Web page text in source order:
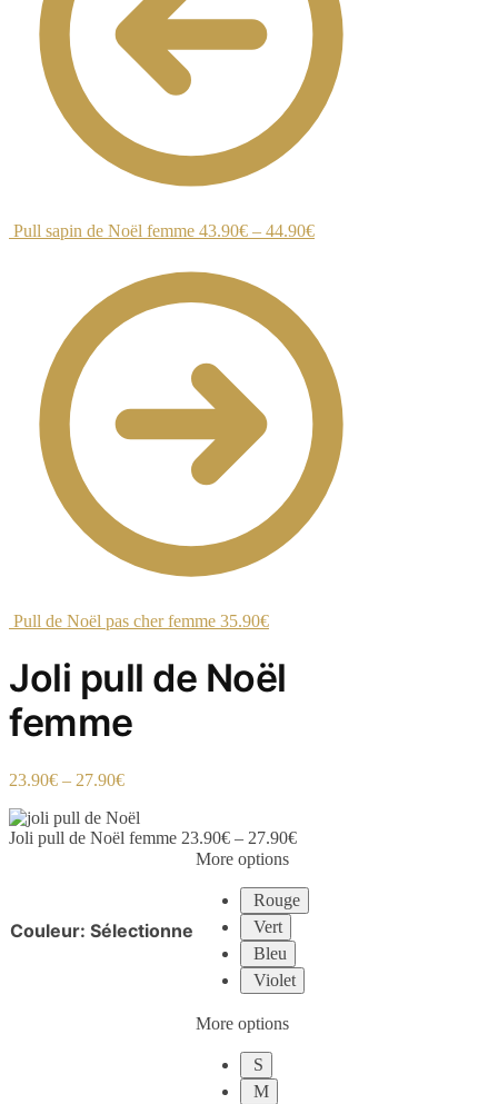
Pull sapin de Noël femme 43.90€ – 44.90€
Pull de Noël pas cher femme 35.90€
Joli pull de Noël
femme
23.90€ – 27.90€
Joli pull de Noël femme 23.90€ – 27.90€
Couleur: Sélectionne
More options
Rouge
Vert
Bleu
Violet
More options
S
M